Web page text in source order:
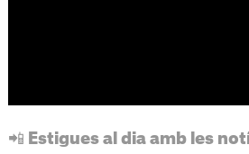
📲 Estigues al dia amb les